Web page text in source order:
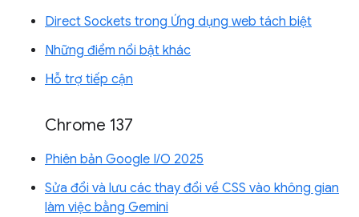
Direct Sockets trong Ứng dụng web tách biệt
Những điểm nổi bật khác
Hỗ trợ tiếp cận
Chrome 137
Phiên bản Google I/O 2025
Sửa đổi và lưu các thay đổi về CSS vào không gian
làm việc bằng Gemini